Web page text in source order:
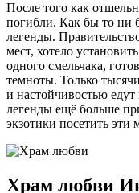
После того как
погибли. Как бы то ни
легенды.
мест, хотело
одного смельчака,
темноты. Только
и настойчивостью
легенды ещё больше
экзотики посетить эти
Храм любви